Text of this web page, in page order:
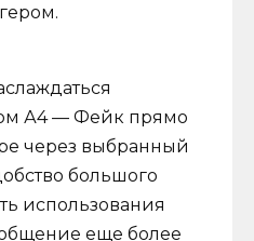
А4 — Фейк прямо
через выбранный
большого
использования
еще более